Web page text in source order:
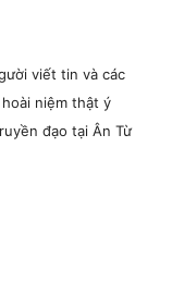
viết tin và các
niệm thật ý
đạo tại Ân Từ